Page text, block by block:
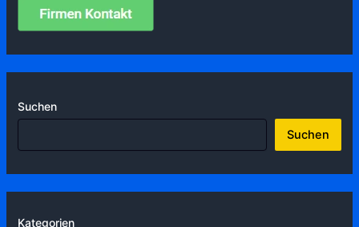
Suchen
Suchen
Kategorien